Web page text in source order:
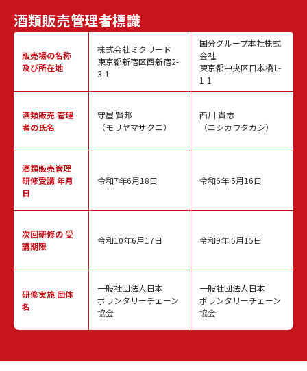
酒類販売管理者標識
販売場の名称
及び所在地
酒類販売管理
者の氏名
酒類販売管理
研修受講 年月
日
次回研修の受
講期限
研修実施 団体
名
株式会社ミクリード
東京都新宿区西新宿2-
3-1
守屋 賢邦
（モリヤマサクニ）
令和7年6月18日
令和10年6月17日
一般社団法人日本
ボランタリーチェーン
協会
国分グループ本社株式
会社
東京都中央区日本橋1-
1-1
西川 貴志
（ニシカワタカシ）
令和6年 5月16日
令和9年 5月15日
一般社団法人日本
ボランタリーチェーン
協会